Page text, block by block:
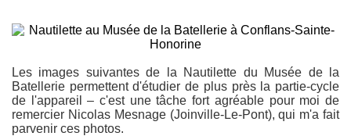
Les images suivantes de la Nautilette du Musée de la
Batellerie permettent d'étudier de plus près la partie-cycle
de l'appareil – c'est une tâche fort agréable pour moi de
remercier Nicolas Mesnage (Joinville-Le-Pont), qui m'a fait
parvenir ces photos.